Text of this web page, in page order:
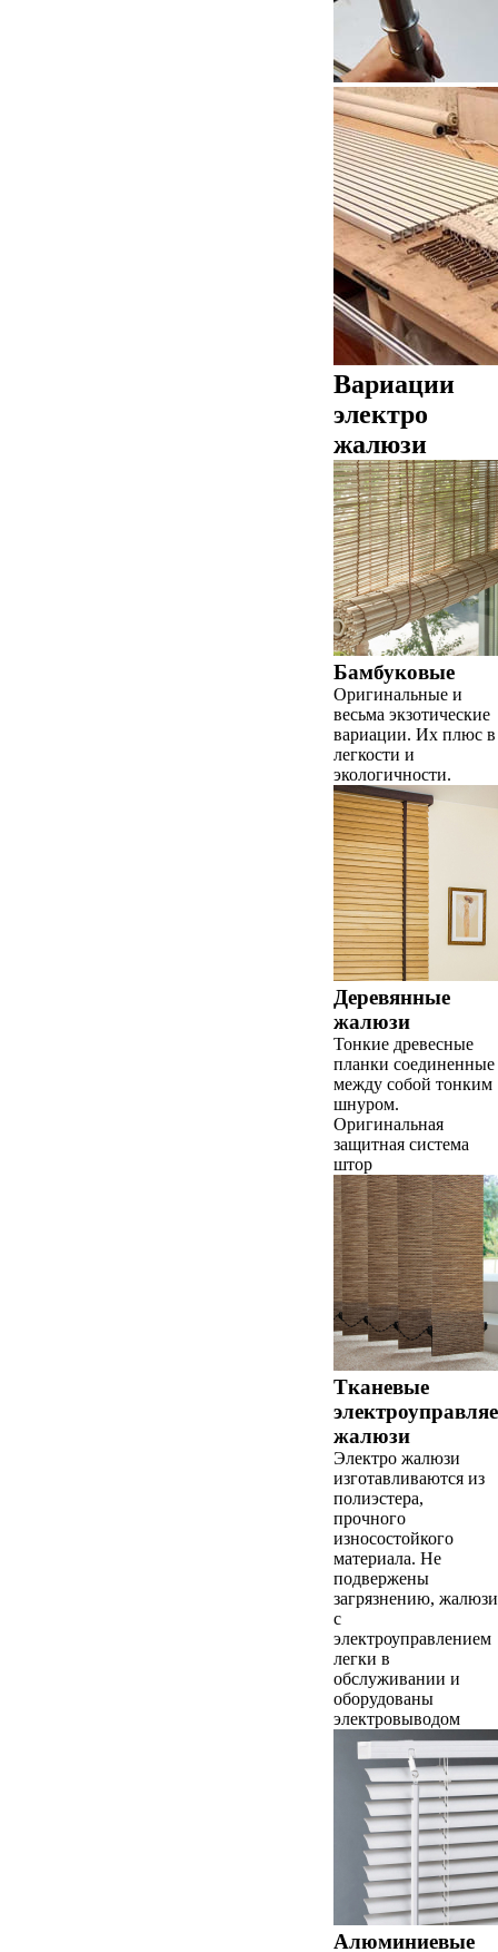
Вариации
электро
жалюзи
Бамбуковые
Оригинальные и
весьма экзотические
вариации. Их плюс в
легкости и
экологичности.
Деревянные
жалюзи
Тонкие древесные
планки соединенные
между собой тонким
шнуром.
Оригинальная
защитная система
штор
Тканевые
жалюзи
Электро жалюзи
изготавливаются из
полиэстера,
прочного
износостойкого
материала. Не
подвержены
загрязнению, жалюзи
с
электроуправлением
легки в
обслуживании и
оборудованы
электровыводом
Алюминиевые